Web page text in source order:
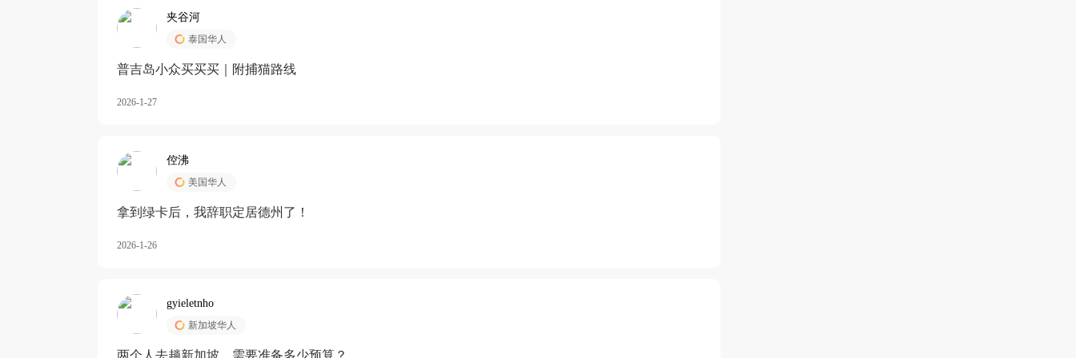
夹谷河
泰国华人
️普吉岛小众买买买｜附捕猫路线
2026-1-27
倥沸
美国华人
拿到绿卡后，我辞职定居德州了！
2026-1-26
gyieletnho
新加坡华人
两个人去趟新加坡，需要准备多少预算？